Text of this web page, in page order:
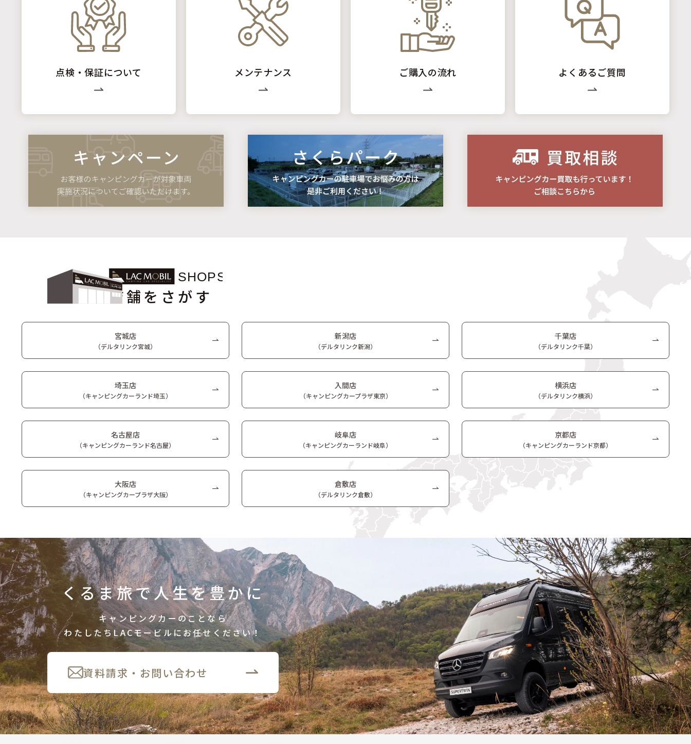
点検・保証について メンテナンス ご購入の流れ よくあるご質問
店舗をさがす
宮城店
（デルタリンク宮城）
新潟店
（デルタリンク新潟）
千葉店
（デルタリンク千葉）
埼玉店
（キャンピングカーランド埼玉）
入間店
（キャンピングカープラザ東京）
横浜店
（デルタリンク横浜）
名古屋店
（キャンピングカーランド名古屋）
岐阜店
（キャンピングカーランド岐阜）
京都店
（キャンピングカーランド京都）
大阪店
（キャンピングカープラザ大阪）
倉敷店
（デルタリンク倉敷）
くるま旅で人生を豊かに
キャンピングカーのことなら
わたしたちLACモービルにお任せください！
資料請求・お問い合わせ